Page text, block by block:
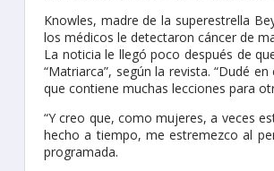
Knowles, madre de la superestrella
los médicos le detectaron cáncer de
La noticia le llegó poco después de
“Matriarca”, según la revista. “Dudé
que contiene muchas lecciones para
“Y creo que, como mujeres, a veces
hecho a tiempo, me estremezco al
programada.